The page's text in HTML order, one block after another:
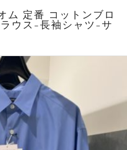
ム 定番 コットンブロ
ウス-長袖シャツ-サ